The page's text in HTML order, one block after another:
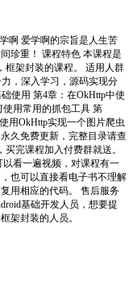
啊 爱学啊的宗旨是人生苦
珍重！ 课程特色 本课程是
框架封装的课程。 适用人群
，深入学习，源码实现分
使用 第4章：在OkHttp中使
使用常用的抓包工具 第
用OkHttp实现一个图片爬虫
久免费更新，完整目录请查
完课程加入付费群就送。
看一遍视频，对课程有一
也可以直接看电子书不理解
用相应的代码。 售后服务
基础开发人员，想要提
架封装的人员。